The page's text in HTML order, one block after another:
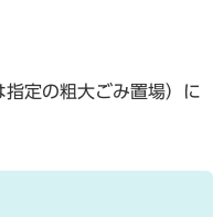
定の粗大ごみ置場）に